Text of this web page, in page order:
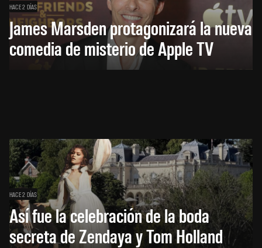
HACE 2 DÍAS
James Marsden protagonizará la nueva
comedia de misterio de Apple TV
HACE 2 DÍAS
Así fue la celebración de la boda
secreta de Zendaya y Tom Holland